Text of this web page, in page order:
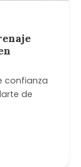
confianza
de